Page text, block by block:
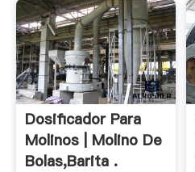
Dosificador Para
Molinos | Molino De
Bolas,Barita .